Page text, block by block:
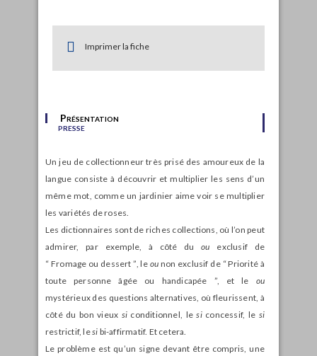
Imprimer la fiche
Présentation
presse
Un jeu de collectionneur très prisé des amoureux de la
langue consiste à découvrir et multiplier les sens d’un
même mot, comme un jardinier aime voir se multiplier
les variétés de roses.
Les dictionnaires sont de riches collections, où l’on peut
admirer, par exemple, à côté duou exclusif de
“ Fromage ou dessert ”, le ou non exclusif de “ Priorité à
toute personne âgée ou handicapée ”, et le ou
mystérieux des questions alternatives, où fleurissent, à
côté du bon vieux si conditionnel, lesiconcessif, le si
restrictif, lesi bi-affirmatif. Et cetera.
Le problème est qu’un signe devant être compris, une